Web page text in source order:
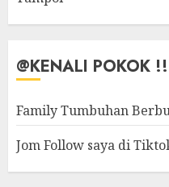
@KENALI POKOK !!
Family Tumbuhan
Jom Follow saya di